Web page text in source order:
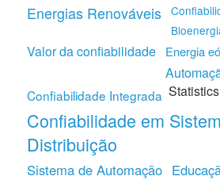
Energias Renováveis
Valor da confiabilidade Energia
Confiabilidade Integrada
Confiabilidade em
Distribuição
Sistema de Automação
Statistics